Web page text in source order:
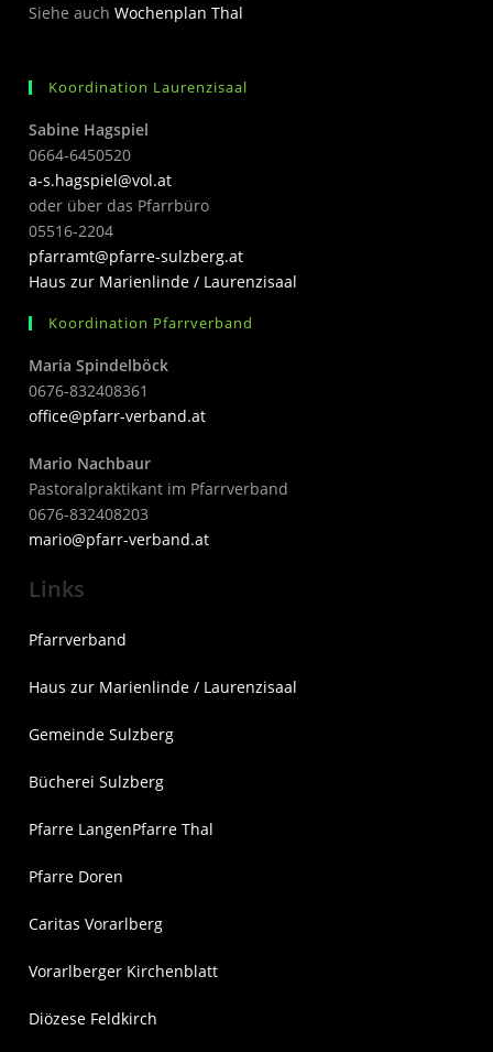
Siehe auchWochenplan Thal
Koordination Laurenzisaal
Sabine Hagspiel
0664-6450520
a-s.hagspiel@vol.at
oder über das Pfarrbüro
05516-2204
pfarramt@pfarre-sulzberg.at
Haus zur Marienlinde / Laurenzisaal
Koordination Pfarrverband
Maria Spindelböck
0676-832408361
office@pfarr-verband.at
Mario Nachbaur
Pastoralpraktikant im Pfarrverband
0676-832408203
mario@pfarr-verband.at
Links
Pfarrverband
Haus zur Marienlinde / Laurenzisaal
Gemeinde Sulzberg
Bücherei Sulzberg
Pfarre LangenPfarre Thal
Pfarre Doren
Caritas Vorarlberg
Vorarlberger Kirchenblatt
Diözese Feldkirch